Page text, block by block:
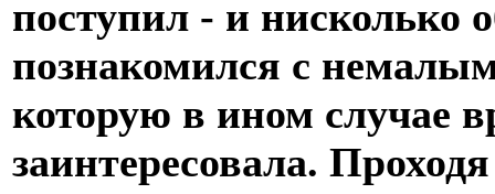
поступил - и
познакомился с
которую в ином случае
заинтересовала.